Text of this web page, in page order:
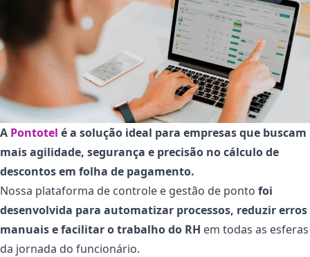
A Pontotel é a solução ideal para empresas que buscam
mais agilidade, segurança e precisão no cálculo de
descontos em folha de pagamento.
Nossa plataforma de controle e gestão de ponto foi
desenvolvida para automatizar processos, reduzir erros
manuais e facilitar o trabalho do RH em todas as esferas
da jornada do funcionário.